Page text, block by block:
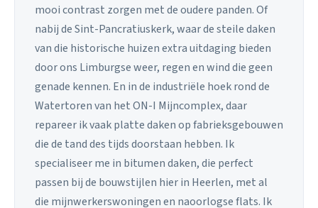
mooi contrast zorgen met de oudere panden. Of
nabij de Sint-Pancratiuskerk, waar de steile daken
van die historische huizen extra uitdaging bieden
door ons Limburgse weer, regen en wind die geen
genade kennen. En in de industriële hoek rond de
Watertoren van het ON-I Mijncomplex, daar
repareer ik vaak platte daken op fabrieksgebouwen
die de tand des tijds doorstaan hebben. Ik
specialiseer me in bitumen daken, die perfect
passen bij de bouwstijlen hier in Heerlen, met al
die mijnwerkerswoningen en naoorlogse flats. Ik